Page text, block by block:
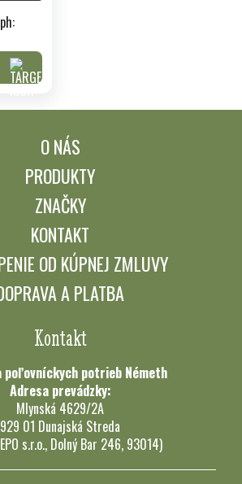
O NÁS
PRODUKTY
ZNAČKY
KONTAKT
OD KÚPNEJ ZMLUVY
A PLATBA
Kontakt
poľovníckych potrieb Németh
Adresa prevádzky:
Mlynská 4629/2A
929 01 Dunajská Streda
s.r.o., Dolný Bar 246, 93014)